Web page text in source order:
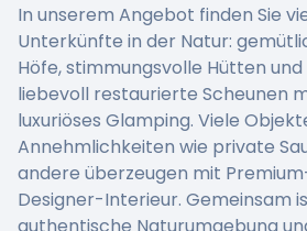
In unserem Angebot finden Sie
Unterkünfte in der Natur:
Höfe, stimmungsvolle Hütten
liebevoll restaurierte Scheunen
luxuriöses Glamping. Viele
Annehmlichkeiten wie private
andere überzeugen mit
Designer-Interieur. Gemeinsam
authentische Naturumgebung